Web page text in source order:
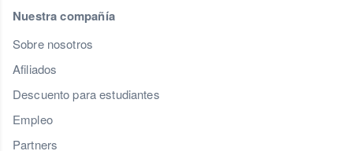
Nuestra compañía
Sobre nosotros
Afiliados
Descuento para estudiantes
Empleo
Partners